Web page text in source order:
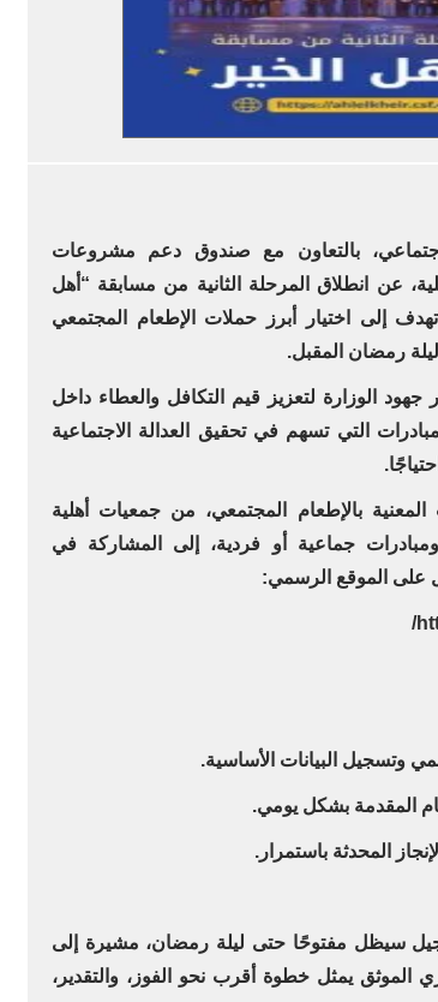
بالتعاون مع صندوق دعم مشروعات
عن انطلاق المرحلة الثانية من مسابقة “أهل
2025، والتي تهدف إلى اختيار أبرز حملات الإطعام المجتمعي
رمضان المقبل.
الوزارة لتعزيز قيم التكافل والعطاء داخل
التي تسهم في تحقيق العدالة الاجتماعية
بالإطعام المجتمعي، من جمعيات أهلية
جماعية أو فردية، إلى المشاركة في
على الموقع الرسمي:
سيظل مفتوحًا حتى ليلة رمضان، مشيرة إلى
الموثق يمثل خطوة أقرب نحو الفوز، والتقدير،